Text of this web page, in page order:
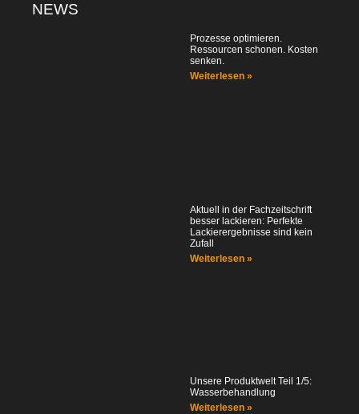
NEWS
Prozesse optimieren.
Ressourcen schonen. Kosten
senken.
Weiterlesen »
Aktuell in der Fachzeitschrift
besser lackieren: Perfekte
Lackierergebnisse sind kein
Zufall
Weiterlesen »
Unsere Produktwelt Teil 1/5:
Wasserbehandlung
Weiterlesen »